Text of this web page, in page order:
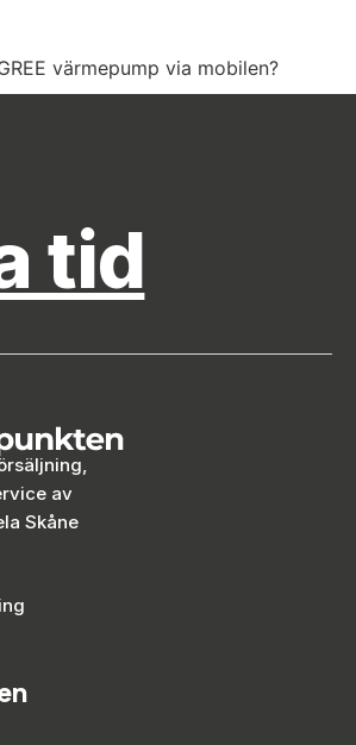
värmepump via mobilen?
tid
av
Skåne